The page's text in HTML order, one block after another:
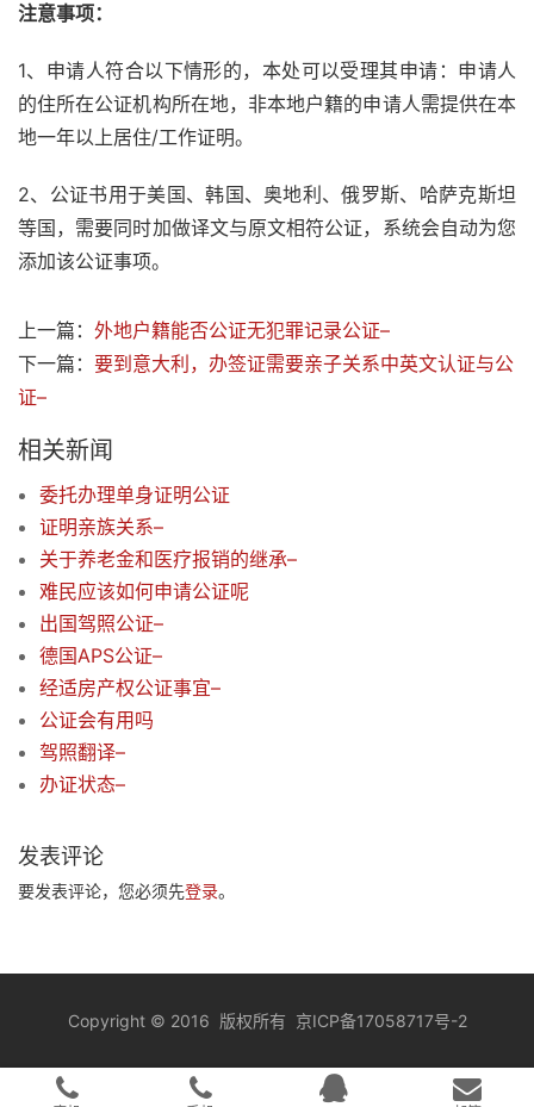
注意事项：
1、申请人符合以下情形的，本处可以受理其申请：申请人
的住所在公证机构所在地，非本地户籍的申请人需提供在本
地一年以上居住/工作证明。
2、公证书用于美国、韩国、奥地利、俄罗斯、哈萨克斯坦
等国，需要同时加做译文与原文相符公证，系统会自动为您
添加该公证事项。
上一篇： 外地户籍能否公证无犯罪记录公证–
下一篇： 要到意大利，办签证需要亲子关系中英文认证与公
证–
相关新闻
委托办理单身证明公证
证明亲族关系–
关于养老金和医疗报销的继承–
难民应该如何申请公证呢
出国驾照公证–
德国APS公证–
经适房产权公证事宜–
公证会有用吗
驾照翻译–
办证状态–
发表评论
要发表评论，您必须先登录。
Copyright © 2016 版权所有 京ICP备17058717号-2